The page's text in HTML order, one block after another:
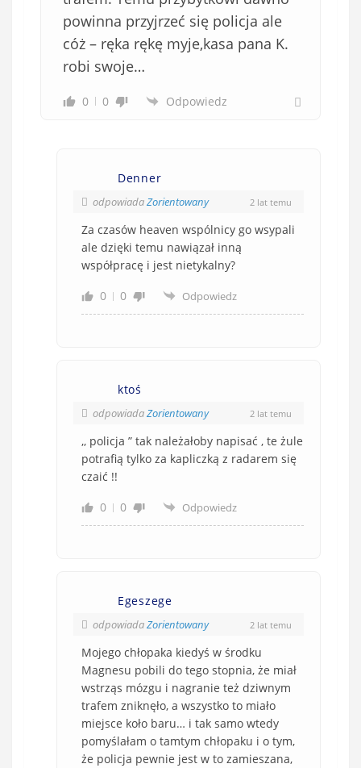
powinna przyjrzeć się policja ale
cóż – ręka rękę myje,kasa pana K.
robi swoje…
0 0 Odpowiedz
Denner
odpowiadaZorientowany 2 lat temu
Za czasów heaven wspólnicy go wsypali
ale dzięki temu nawiązał inną
współpracę i jest nietykalny?
0
0 Odpowiedz
ktoś
odpowiadaZorientowany 2 lat temu
,, policja ” tak należałoby napisać , te żule
potrafią tylko za kapliczką z radarem się
czaić !!
0
0 Odpowiedz
Egeszege
odpowiadaZorientowany 2 lat temu
Mojego chłopaka kiedyś w środku
Magnesu pobili do tego stopnia, że miał
wstrząs mózgu i nagranie też dziwnym
trafem zniknęło, a wszystko to miało
miejsce koło baru… i tak samo wtedy
pomyślałam o tamtym chłopaku i o tym,
że policja pewnie jest w to zamieszana,